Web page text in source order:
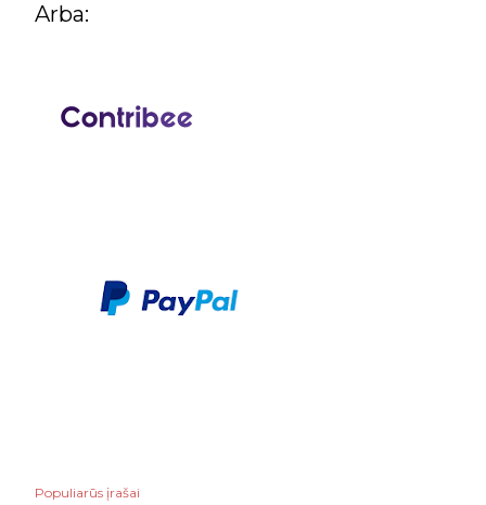
Arba:
Populiarūs įrašai